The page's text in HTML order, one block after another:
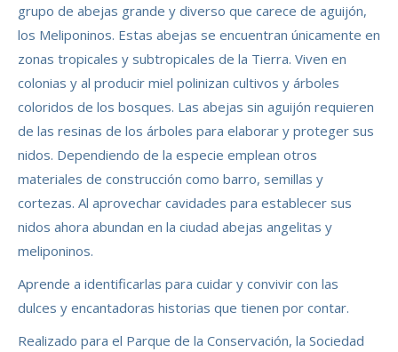
grupo de abejas grande y diverso que carece de aguijón,
los Meliponinos. Estas abejas se encuentran únicamente en
zonas tropicales y subtropicales de la Tierra. Viven en
colonias y al producir miel polinizan cultivos y árboles
coloridos de los bosques. Las abejas sin aguijón requieren
de las resinas de los árboles para elaborar y proteger sus
nidos. Dependiendo de la especie emplean otros
materiales de construcción como barro, semillas y
cortezas. Al aprovechar cavidades para establecer sus
nidos ahora abundan en la ciudad abejas angelitas y
meliponinos.
Aprende a identificarlas para cuidar y convivir con las
dulces y encantadoras historias que tienen por contar.
Realizado para el Parque de la Conservación, la Sociedad